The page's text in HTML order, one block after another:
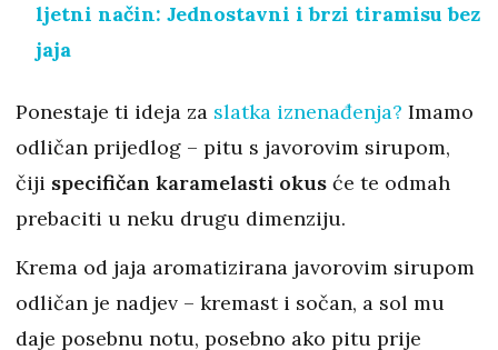
ljetni način: Jednostavni i brzi tiramisu bez
jaja
Ponestaje ti ideja za slatka iznenađenja? Imamo
odličan prijedlog – pitu s javorovim sirupom,
čiji specifičan karamelasti okus će te odmah
prebaciti u neku drugu dimenziju.
Krema od jaja aromatizirana javorovim sirupom
odličan je nadjev – kremast i sočan, a sol mu
daje posebnu notu, posebno ako pitu prije